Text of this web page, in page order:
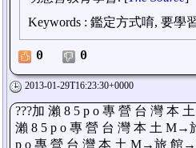
Keywords : 鑑定方式唷, 要學
0 0
2013-01-29T16:23:30+0000
???加 瀨 8 5 p o 專 營 台 灣 本
瀨 8 5 p o 專 營 台 灣 本 土
p o 專 營 台 灣 本 土 M→旅 館